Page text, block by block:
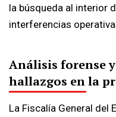
la búsqueda al interior
interferencias
Análisis forense
hallazgos en la
La Fiscalía General del